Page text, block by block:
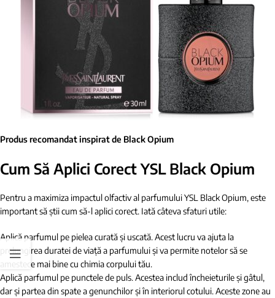
Produs recomandat inspirat de Black Opium
Cum Să Aplici Corect YSL Black Opium
Pentru a maximiza impactul olfactiv al parfumului YSL Black Opium, este
important să știi cum să-l aplici corect. Iată câteva sfaturi utile:
Aplică parfumul pe pielea curată și uscată. Acest lucru va ajuta la
prelungirea duratei de viață a parfumului și va permite notelor să se
amestece mai bine cu chimia corpului tău.
Aplică parfumul pe punctele de puls. Acestea includ încheieturile și gâtul,
dar și partea din spate a genunchilor și în interiorul cotului. Aceste zone au